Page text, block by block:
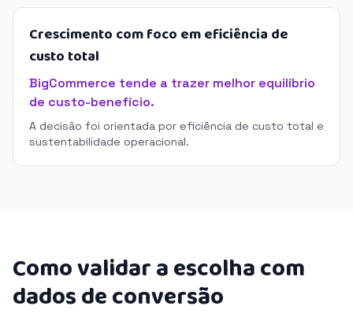
Crescimento com foco em eficiência de
custo total
BigCommerce tende a trazer melhor equilíbrio
de custo-benefício.
A decisão foi orientada por eficiência de custo total e
sustentabilidade operacional.
Como validar a escolha com
dados de conversão